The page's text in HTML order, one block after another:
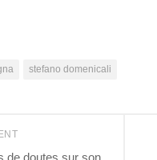
stefano domenicali
de doutes sur son